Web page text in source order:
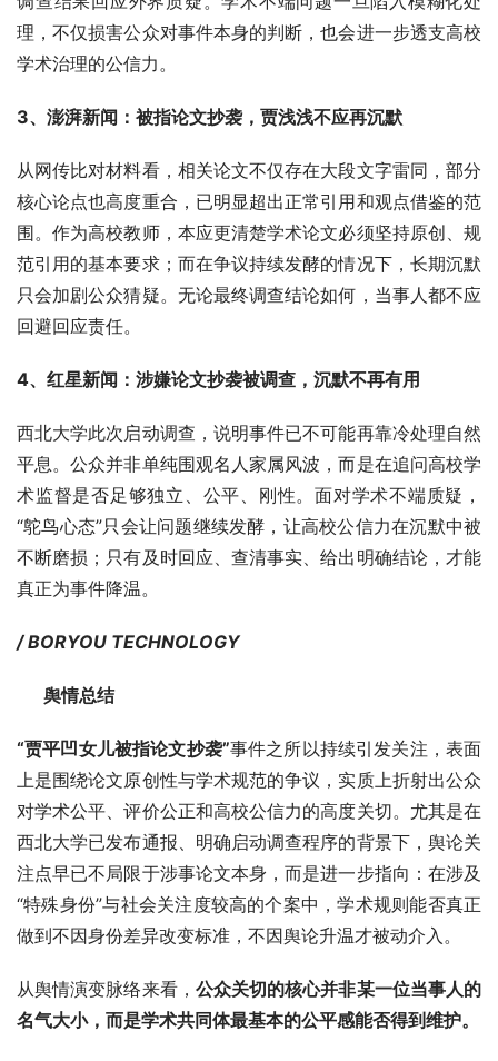
理，不仅损害公众对事件本身的判断，也会进一步透支高校
学术治理的公信力。
3、澎湃新闻：被指论文抄袭，贾浅浅不应再沉默
从网传比对材料看，相关论文不仅存在大段文字雷同，部分
核心论点也高度重合，已明显超出正常引用和观点借鉴的范
围。作为高校教师，本应更清楚学术论文必须坚持原创、规
范引用的基本要求；而在争议持续发酵的情况下，长期沉默
只会加剧公众猜疑。无论最终调查结论如何，当事人都不应
回避回应责任。
4、红星新闻：涉嫌论文抄袭被调查，沉默不再有用
西北大学此次启动调查，说明事件已不可能再靠冷处理自然
平息。公众并非单纯围观名人家属风波，而是在追问高校学
术监督是否足够独立、公平、刚性。面对学术不端质疑，
“鸵鸟心态”只会让问题继续发酵，让高校公信力在沉默中被
不断磨损；只有及时回应、查清事实、给出明确结论，才能
真正为事件降温。
/ BORYOU TECHNOLOGY
舆情总结
“贾平凹女儿被指论文抄袭”事件之所以持续引发关注，表面
上是围绕论文原创性与学术规范的争议，实质上折射出公众
对学术公平、评价公正和高校公信力的高度关切。尤其是在
西北大学已发布通报、明确启动调查程序的背景下，舆论关
注点早已不局限于涉事论文本身，而是进一步指向：在涉及
“特殊身份”与社会关注度较高的个案中，学术规则能否真正
做到不因身份差异改变标准，不因舆论升温才被动介入。
从舆情演变脉络来看， 公众关切的核心并非某一位当事人的
名气大小，而是学术共同体最基本的公平感能否得到维护。